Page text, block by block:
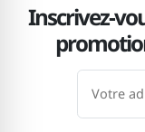
Inscrivez-